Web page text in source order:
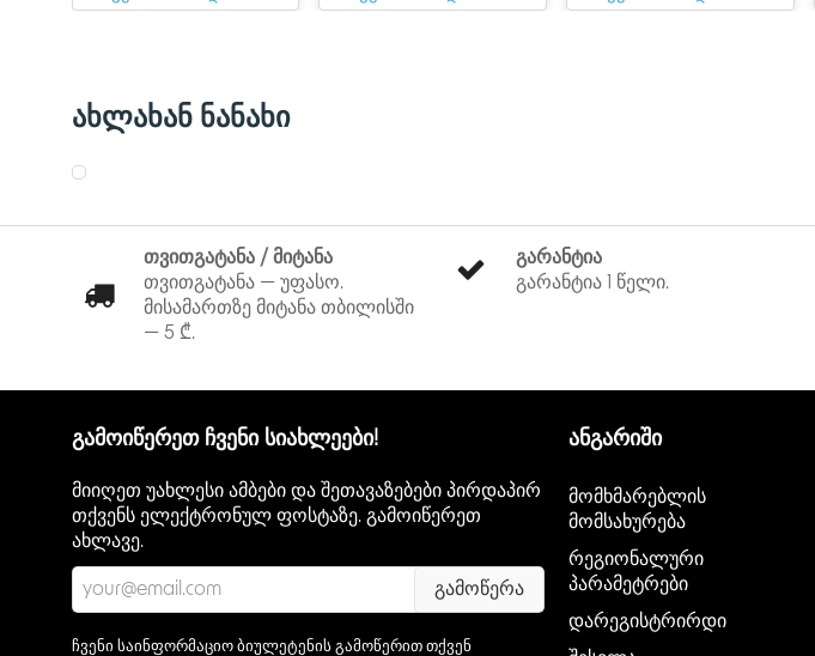
ახლახან ნანახი
თვითგატანა / მიტანა
თვითგატანა — უფასო.
მისამართზე მიტანა თბილისში
— 5 ₾.
გარანტია
გარანტია 1 წელი.
გამოიწერეთ ჩვენი სიახლეები!
მიიღეთ უახლესი ამბები და შეთავაზებები პირდაპირ
თქვენს ელექტრონულ ფოსტაზე. გამოიწერეთ
ახლავე.
გამოწერა
ჩვენი საინფორმაციო ბიულეტენის გამოწერით თქვენ
ანგარიში
მომხმარებლის
მომსახურება
რეგიონალური
პარამეტრები
დარეგისტრირდი